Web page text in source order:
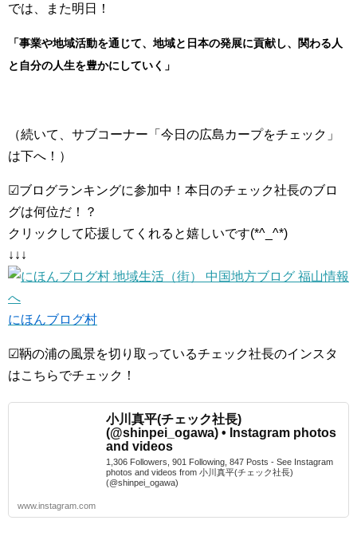
では、また明日！
「事業や地域活動を通じて、地域と日本の発展に貢献し、関わる人
と自分の人生を豊かにしていく」
（続いて、サブコーナー「今日の広島カープをチェック」
は下へ！）
☑ブログランキングに参加中！本日のチェック社長のブロ
グは何位だ！？
クリックして応援してくれると嬉しいです(*^_^*)
↓↓↓
にほんブログ村
☑鞆の浦の風景を切り取っているチェック社長のインスタ
はこちらでチェック！
小川真平(チェック社長)
(@shinpei_ogawa) • Instagram photos
and videos
1,306 Followers, 901 Following, 847 Posts - See Instagram
photos and videos from 小川真平(チェック社長)
(@shinpei_ogawa)
www.instagram.com